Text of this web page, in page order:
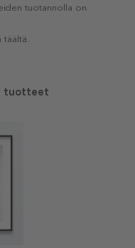
tuotannolla on
täältä.
tuotteet